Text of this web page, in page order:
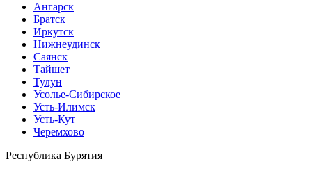
Ангарск
Братск
Иркутск
Нижнеудинск
Саянск
Тайшет
Тулун
Усолье-Сибирское
Усть-Илимск
Усть-Кут
Черемхово
Республика Бурятия